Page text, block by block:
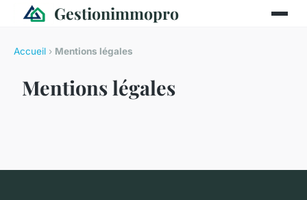
Gestionimmopro
Accueil › Mentions légales
Mentions légales